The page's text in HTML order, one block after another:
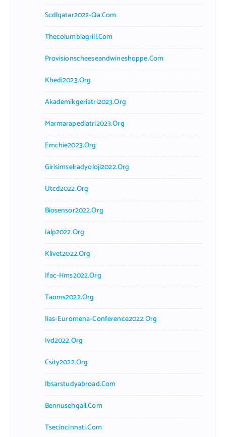
Scdlqatar2022-Qa.com
Thecolumbiagrill.com
Provisionscheeseandwineshoppe.com
Khedi2023.org
Akademikgeriatri2023.org
Marmarapediatri2023.org
Emchie2023.org
Girisimselradyoloji2022.org
Utcd2022.org
Biosensor2022.org
Ialp2022.org
Klivet2022.org
Ifac-Hms2022.org
Taoms2022.org
Iias-Euromena-Conference2022.org
Ivd2022.org
Csity2022.org
Ibsarstudyabroad.com
Bennusehgall.com
Tsecincinnati.com